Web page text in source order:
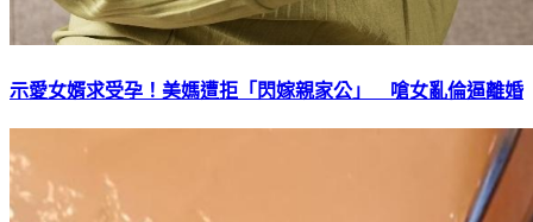
示愛女婿求受孕！美媽遭拒「閃嫁親家公」 嗆女亂倫逼離婚